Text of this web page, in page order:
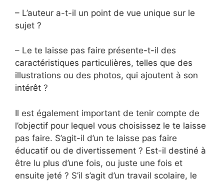
– L’auteur a-t-il un point de vue unique sur le
sujet ?
– Le te laisse pas faire présente-t-il des
caractéristiques particulières, telles que des
illustrations ou des photos, qui ajoutent à son
intérêt ?
Il est également important de tenir compte de
l’objectif pour lequel vous choisissez le te laisse
pas faire. S’agit-il d’un te laisse pas faire
éducatif ou de divertissement ? Est-il destiné à
être lu plus d’une fois, ou juste une fois et
ensuite jeté ? S’il s’agit d’un travail scolaire, le